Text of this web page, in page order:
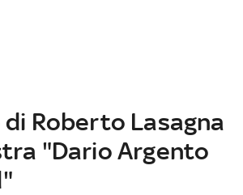
di Roberto Lasagna
"Dario Argento